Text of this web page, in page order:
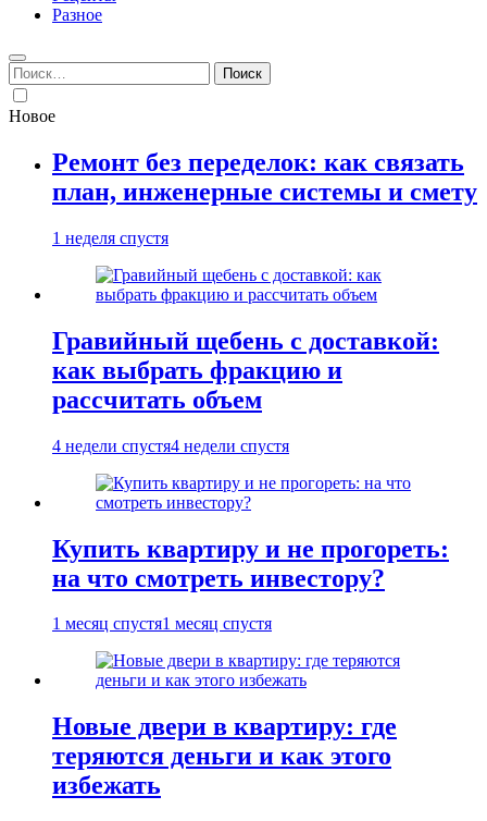
Разное
Найти:
Новое
Ремонт без переделок: как связать
план, инженерные системы и смету
1 неделя спустя
Гравийный щебень с доставкой:
как выбрать фракцию и
рассчитать объем
4 недели спустя4 недели спустя
Купить квартиру и не прогореть:
на что смотреть инвестору?
1 месяц спустя1 месяц спустя
Новые двери в квартиру: где
теряются деньги и как этого
избежать